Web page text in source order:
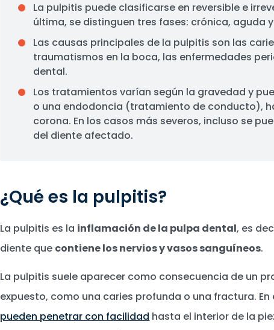
La pulpitis puede clasificarse en reversible e
última, se distinguen tres fases: crónica, aguda
Las causas principales de la pulpitis son las
traumatismos en la boca, las enfermedades
dental.
Los tratamientos varían según la gravedad y
o una endodoncia (tratamiento de conducto),
corona. En los casos más severos, incluso se
del diente afectado.
¿Qué es la pulpitis?
La pulpitis es la inflamación de la pulpa dental, es
diente que contiene los nervios y vasos sanguíneos.
La pulpitis suele aparecer como consecuencia de un
expuesto, como una caries profunda o una fractura. En
pueden penetrar con facilidad hasta el interior de la